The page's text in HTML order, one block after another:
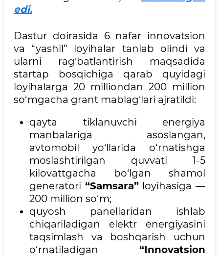
edi.
Dastur doirasida 6 nafar innovatsion
va “yashil” loyihalar tanlab olindi va
ularni rag‘batlantirish maqsadida
startap bosqichiga qarab quyidagi
loyihalarga 20 milliondan 200 million
so‘mgacha grant mablag‘lari ajratildi:
qayta tiklanuvchi energiya
manbalariga asoslangan,
avtomobil yo‘llarida o‘rnatishga
moslashtirilgan quvvati 1-5
kilovattgacha bo‘lgan shamol
generatori “Samsara”loyihasiga —
200 million so‘m;
quyosh panellaridan ishlab
chiqariladigan elektr energiyasini
taqsimlash va boshqarish uchun
o‘rnatiladigan “Innovatsion